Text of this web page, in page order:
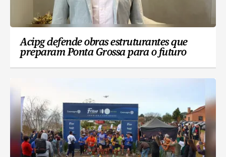
Acipg defende obras estruturantes que
preparam Ponta Grossa para o futuro